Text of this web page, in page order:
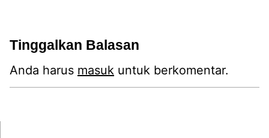
Tinggalkan Balasan
Anda harus masuk untuk berkomentar.